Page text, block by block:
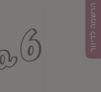
הרשמה לדיוור